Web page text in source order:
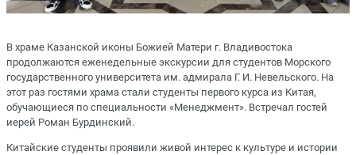
В храме Казанской иконы Божией Матери г. Владивостока
продолжаются еженедельные экскурсии для студентов Морского
государственного университета им. адмирала Г. И. Невельского. На
этот раз гостями храма стали студенты первого курса из Китая,
обучающиеся по специальности «Менеджмент». Встречал гостей
иерей Роман Бурдинский.
Китайские студенты проявили живой интерес к культуре и истории